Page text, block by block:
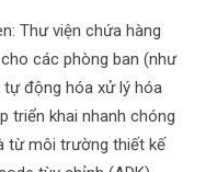
Thư viện chứa hàng
các phòng ban (như
động hóa xử lý hóa
triển khai nhanh chóng
từ môi trường thiết kế